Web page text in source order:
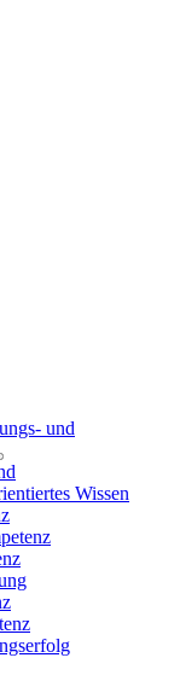
und
Wissen